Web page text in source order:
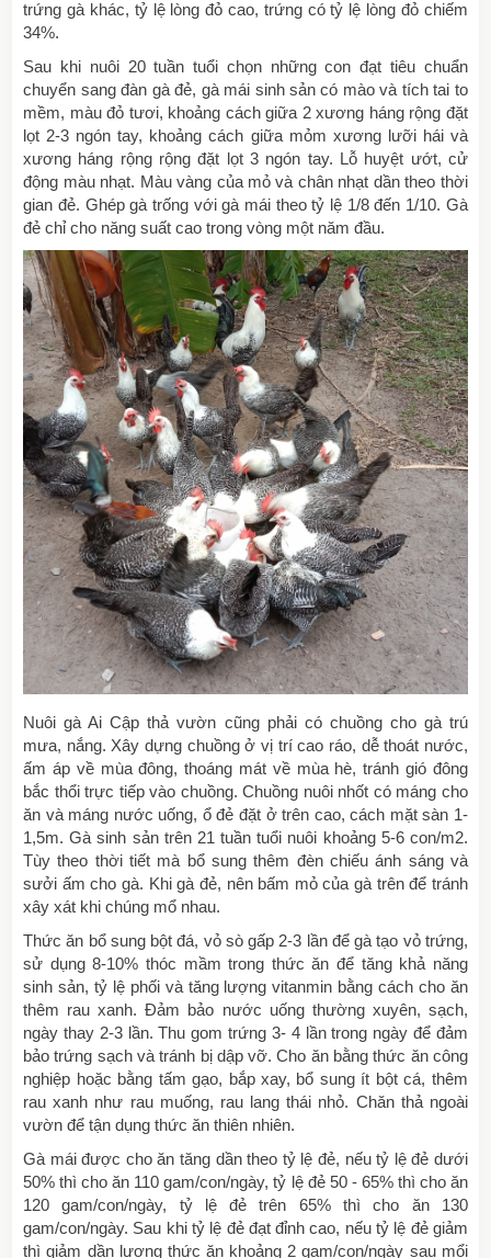
trứng gà khác, tỷ lệ lòng đỏ cao, trứng có tỷ lệ lòng đỏ chiếm
34%.
Sau khi nuôi 20 tuần tuổi chọn những con đạt tiêu chuẩn
chuyển sang đàn gà đẻ, gà mái sinh sản có mào và tích tai to
mềm, màu đỏ tươi, khoảng cách giữa 2 xương háng rộng đặt
lọt 2-3 ngón tay, khoảng cách giữa mỏm xương lưỡi hái và
xương háng rộng rộng đặt lọt 3 ngón tay. Lỗ huyệt ướt, cử
động màu nhạt. Màu vàng của mỏ và chân nhạt dần theo thời
gian đẻ. Ghép gà trống với gà mái theo tỷ lệ 1/8 đến 1/10. Gà
đẻ chỉ cho năng suất cao trong vòng một năm đầu.
Nuôi gà Ai Cập thả vườn cũng phải có chuồng cho gà trú
mưa, nắng. Xây dựng chuồng ở vị trí cao ráo, dễ thoát nước,
ấm áp về mùa đông, thoáng mát về mùa hè, tránh gió đông
bắc thổi trực tiếp vào chuồng. Chuồng nuôi nhốt có máng cho
ăn và máng nước uống, ổ đẻ đặt ở trên cao, cách mặt sàn 1-
1,5m. Gà sinh sản trên 21 tuần tuổi nuôi khoảng 5-6 con/m2.
Tùy theo thời tiết mà bổ sung thêm đèn chiếu ánh sáng và
sưởi ấm cho gà. Khi gà đẻ, nên bấm mỏ của gà trên để tránh
xây xát khi chúng mổ nhau.
Thức ăn bổ sung bột đá, vỏ sò gấp 2-3 lần để gà tạo vỏ trứng,
sử dụng 8-10% thóc mầm trong thức ăn để tăng khả năng
sinh sản, tỷ lệ phối và tăng lượng vitanmin bằng cách cho ăn
thêm rau xanh. Đảm bảo nước uống thường xuyên, sạch,
ngày thay 2-3 lần. Thu gom trứng 3- 4 lần trong ngày để đảm
bảo trứng sạch và tránh bị dập vỡ. Cho ăn bằng thức ăn công
nghiệp hoặc bằng tấm gạo, bắp xay, bổ sung ít bột cá, thêm
rau xanh như rau muống, rau lang thái nhỏ. Chăn thả ngoài
vườn để tận dụng thức ăn thiên nhiên.
Gà mái được cho ăn tăng dần theo tỷ lệ đẻ, nếu tỷ lệ đẻ dưới
50% thì cho ăn 110 gam/con/ngày, tỷ lệ đẻ 50 - 65% thì cho ăn
120 gam/con/ngày, tỷ lệ đẻ trên 65% thì cho ăn 130
gam/con/ngày. Sau khi tỷ lệ đẻ đạt đỉnh cao, nếu tỷ lệ đẻ giảm
thì giảm dần lượng thức ăn khoảng 2 gam/con/ngày sau mổi